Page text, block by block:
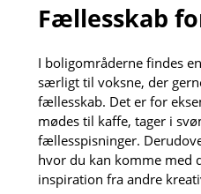
Fællesskab
I boligområderne findes
særligt til voksne, der
fællesskab. Det er for
mødes til kaffe, tager i
fællesspisninger.
hvor du kan komme med
inspiration fra andre